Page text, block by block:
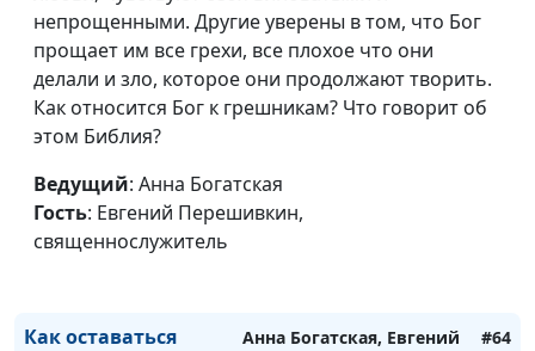
непрощенными. Другие уверены в том, что Бог
прощает им все грехи, все плохое что они
делали и зло, которое они продолжают творить.
Как относится Бог к грешникам? Что говорит об
этом Библия?
Ведущий: Анна Богатская
Гость: Евгений Перешивкин,
священнослужитель
Как оставаться
Анна Богатская, Евгений
#64